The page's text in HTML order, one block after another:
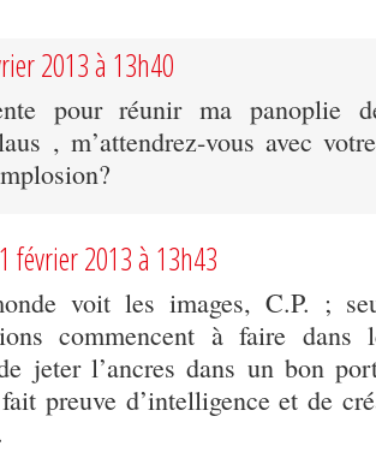
2013 à 13h40
pour réunir ma panoplie
, m’attendrez-vous avec
1 février 2013 à 13h43
voit les images, C.P. ;
commencent à faire
jeter l’ancres dans un bon
preuve d’intelligence et de